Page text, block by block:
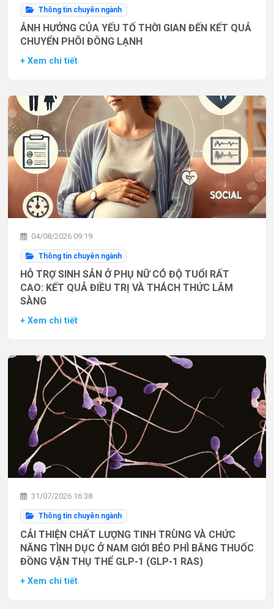
Thông tin chuyên ngành
ẢNH HƯỞNG CỦA YẾU TỐ THỜI GIAN ĐẾN KẾT QUẢ
CHUYỂN PHÔI ĐÔNG LẠNH
+ Xem chi tiết
04/08/2026 09:19
Thông tin chuyên ngành
HỖ TRỢ SINH SẢN Ở PHỤ NỮ CÓ ĐỘ TUỔI RẤT
CAO: KẾT QUẢ ĐIỀU TRỊ VÀ THÁCH THỨC LÂM
SÀNG
+ Xem chi tiết
31/07/2026 16:38
Thông tin chuyên ngành
CẢI THIỆN CHẤT LƯỢNG TINH TRÙNG VÀ CHỨC
NĂNG TÌNH DỤC Ở NAM GIỚI BÉO PHÌ BẰNG THUỐC
ĐỒNG VẬN THỤ THỂ GLP-1 (GLP-1 RAS)
+ Xem chi tiết